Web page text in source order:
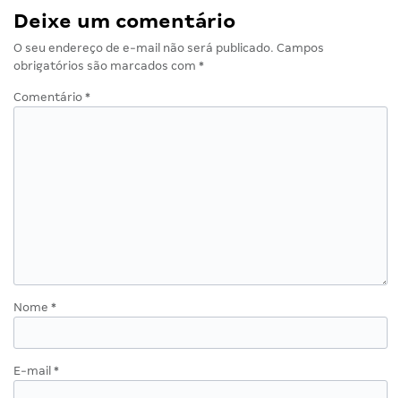
Deixe um comentário
O seu endereço de e-mail não será publicado. Campos
obrigatórios são marcados com *
Comentário *
Nome *
E-mail *